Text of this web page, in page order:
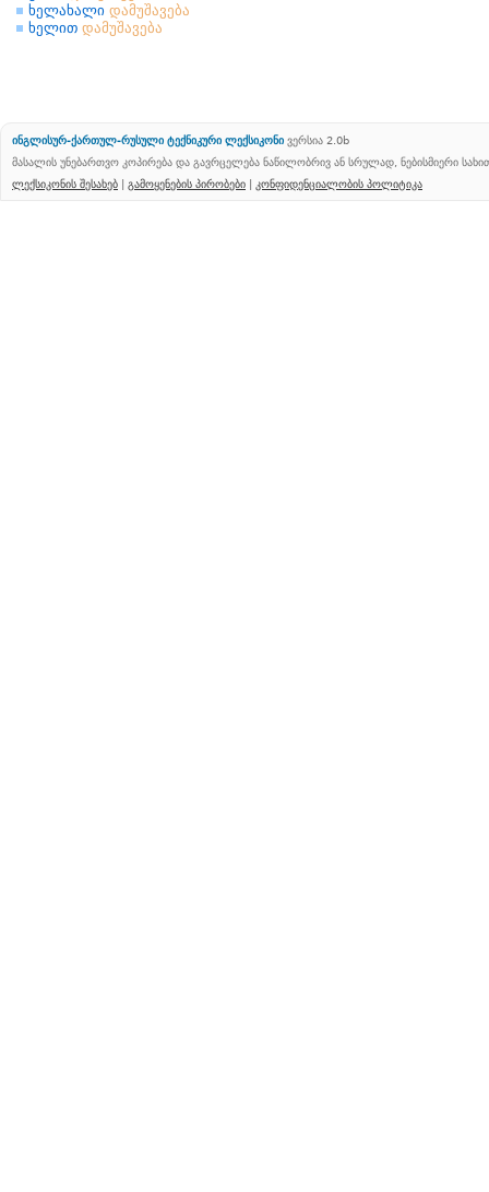
ხელახალი დამუშავება
ხელით დამუშავება
ინგლისურ-ქართულ-რუსული ტექნიკური ლექსიკონი ვერსია 2.0b
მასალის უნებართვო კოპირება და გავრცელება ნაწილობრივ ან სრულად, ნებისმიერი
ლექსიკონის შესახებ | გამოყენების პირობები | კონფიდენციალობის პოლიტიკა